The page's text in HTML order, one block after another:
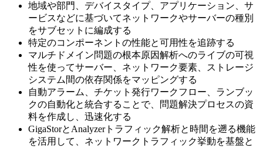
地域や部門、デバイスタイプ、アプリケーション、サ
ービスなどに基づいてネットワークやサーバーの種別
をサブセットに編成する
特定のコンポーネントの性能と可用性を追跡する
マルチドメイン問題の根本原因解析へのライブの可視
性を使ってサーバー、ネットワーク要素、ストレージ
システム間の依存関係をマッピングする
自動アラーム、チケット発行ワークフロー、ランブッ
クの自動化と統合することで、問題解決プロセスの資
料を作成し、迅速化する
GigaStorとAnalyzerトラフィック解析と時間を遡る機能
を活用して、ネットワークトラフィック挙動を基盤と